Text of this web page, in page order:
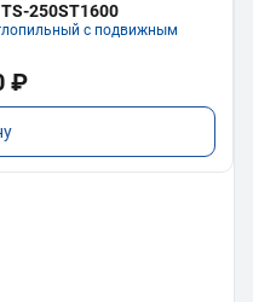
250ST1600
с подвижным
₽